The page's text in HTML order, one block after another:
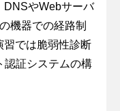
DNSやWebサーバ
機器での経路制
習では脆弱性診断
認証システムの構